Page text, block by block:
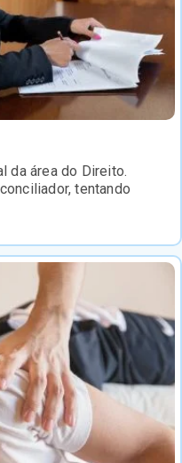
da área do Direito.
tentando